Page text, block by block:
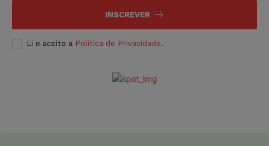
INSCREVER
Li e aceito a Política de Privacidade.